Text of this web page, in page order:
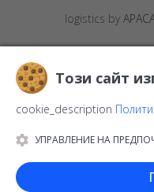
logistics by
© 2016-2026
12, parter,Sector
Този сайт
cookie_description
УПРАВЛЕНИЕ НА